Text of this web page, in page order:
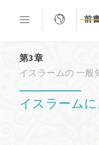
前
第3章
イスラームの 一般
イスラーム